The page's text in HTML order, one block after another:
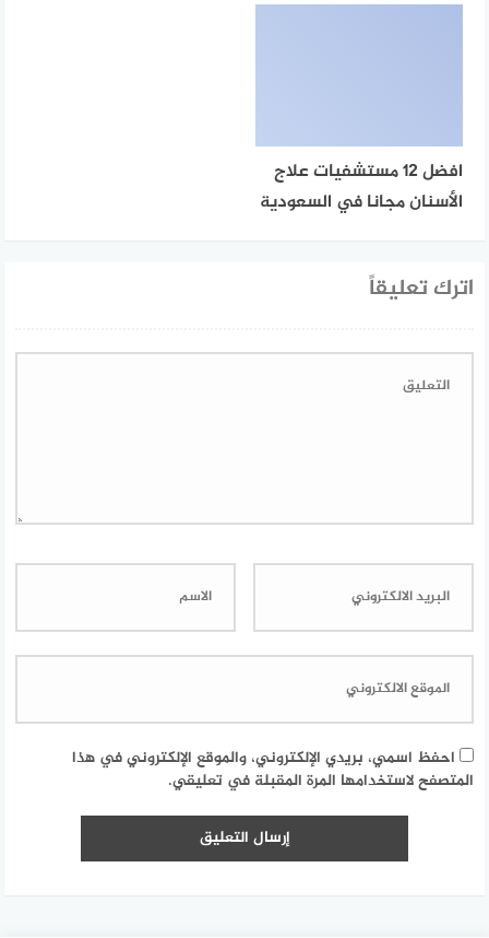
افضل 12 مستشفيات علاج
الأسنان مجانا في السعودية
اترك تعليقاً
احفظ اسمي، بريدي الإلكتروني، والموقع الإلكتروني في هذا
المتصفح لاستخدامها المرة المقبلة في تعليقي.